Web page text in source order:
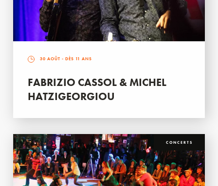
30 AOÛT - DÈS 11 ANS
FABRIZIO CASSOL & MICHEL
HATZIGEORGIOU
CONCERTS